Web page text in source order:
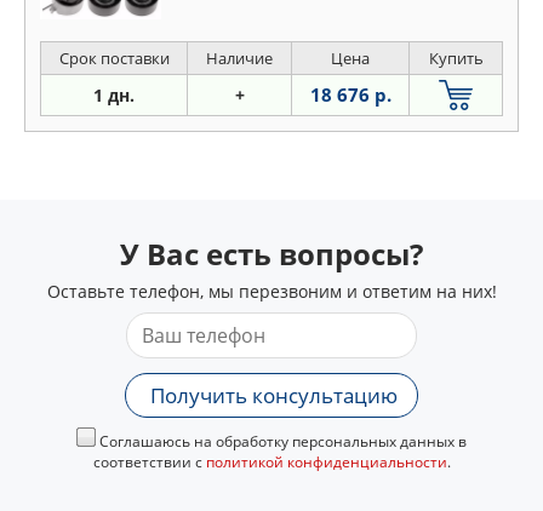
Срок поставки Наличие Цена Купить
1 дн. + 18 676 р.
У Вас есть вопросы?
Оставьте телефон, мы перезвоним и ответим на них!
Получить консультацию
Соглашаюсь на обработку персональных данных в
соответствии с политикой конфиденциальности.